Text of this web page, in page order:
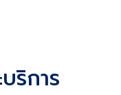
ริการ